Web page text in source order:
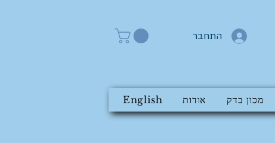
התחבר
מכון בדק אודות English